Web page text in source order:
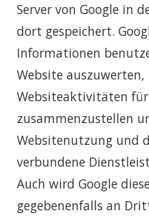
Server von Google in
dort gespeichert.
Informationen
Website
Websiteaktivitäten
zusammenzustellen
Websitenutzung und
verbundene
Auch wird Google
gegebenenfalls an